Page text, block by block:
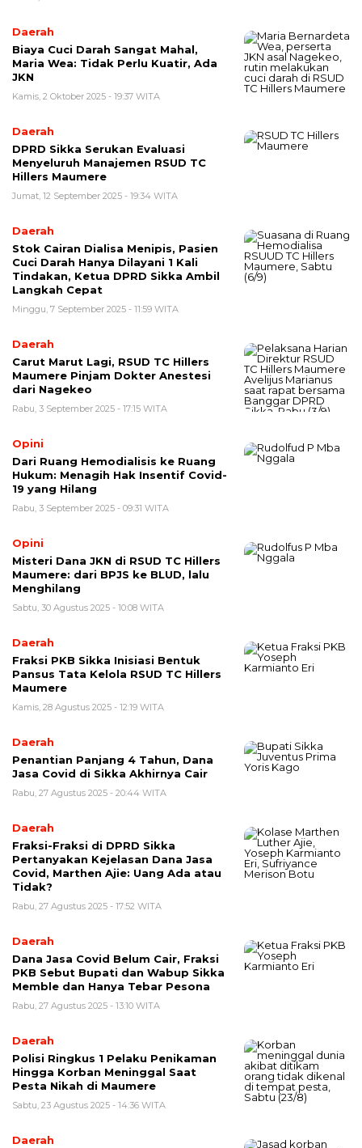
Daerah
Biaya Cuci Darah Sangat Mahal,
Maria Wea: Tidak Perlu Kuatir, Ada
JKN
Kamis, 2 Oktober 2025 - 19:37 WITA
Daerah
DPRD Sikka Serukan Evaluasi
Menyeluruh Manajemen RSUD TC
Hillers Maumere
Jumat, 12 September 2025 - 19:34 WITA
Daerah
Stok Cairan Dialisa Menipis, Pasien
Cuci Darah Hanya Dilayani 1 Kali
Tindakan, Ketua DPRD Sikka Ambil
Langkah Cepat
Minggu, 7 September 2025 - 11:59 WITA
Daerah
Carut Marut Lagi, RSUD TC Hillers
Maumere Pinjam Dokter Anestesi
dari Nagekeo
Rabu, 3 September 2025 - 17:15 WITA
Opini
Dari Ruang Hemodialisis ke Ruang
Hukum: Menagih Hak Insentif Covid-
19 yang Hilang
Rabu, 3 September 2025 - 09:31 WITA
Opini
Misteri Dana JKN di RSUD TC Hillers
Maumere: dari BPJS ke BLUD, lalu
Menghilang
Sabtu, 30 Agustus 2025 - 10:08 WITA
Daerah
Fraksi PKB Sikka Inisiasi Bentuk
Pansus Tata Kelola RSUD TC Hillers
Maumere
Kamis, 28 Agustus 2025 - 12:19 WITA
Daerah
Penantian Panjang 4 Tahun, Dana
Jasa Covid di Sikka Akhirnya Cair
Rabu, 27 Agustus 2025 - 20:44 WITA
Daerah
Fraksi-Fraksi di DPRD Sikka
Pertanyakan Kejelasan Dana Jasa
Covid, Marthen Ajie: Uang Ada atau
Tidak?
Rabu, 27 Agustus 2025 - 17:52 WITA
Daerah
Dana Jasa Covid Belum Cair, Fraksi
PKB Sebut Bupati dan Wabup Sikka
Memble dan Hanya Tebar Pesona
Rabu, 27 Agustus 2025 - 13:10 WITA
Daerah
Polisi Ringkus 1 Pelaku Penikaman
Hingga Korban Meninggal Saat
Pesta Nikah di Maumere
Sabtu, 23 Agustus 2025 - 14:36 WITA
Daerah